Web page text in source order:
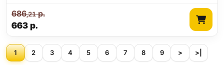
663р.
686,21р.
1 2 3 4 5 6 7 8 9 > >|